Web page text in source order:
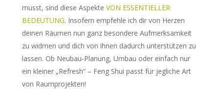
musst, sind diese Aspekte VON ESSENTIELLER
BEDEUTUNG. Insofern empfehle ich dir von Herzen
deinen Räumen nun ganz besondere Aufmerksamkeit
zu widmen und dich von ihnen dadurch unterstützen zu
lassen. Ob Neubau-Planung, Umbau oder einfach nur
ein kleiner „Refresh“ – Feng Shui passt für jegliche Art
von Raumprojekten!